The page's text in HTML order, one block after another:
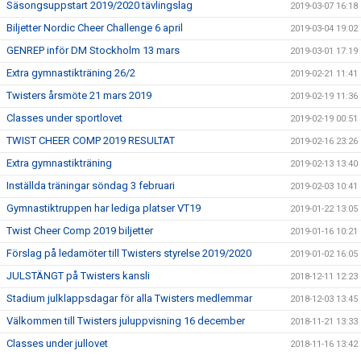
Säsongsuppstart 2019/2020 tävlingslag 2019-03-07 16:18
Biljetter Nordic Cheer Challenge 6 april 2019-03-04 19:02
GENREP inför DM Stockholm 13 mars 2019-03-01 17:19
Extra gymnastikträning 26/2 2019-02-21 11:41
Twisters årsmöte 21 mars 2019 2019-02-19 11:36
Classes under sportlovet 2019-02-19 00:51
TWIST CHEER COMP 2019 RESULTAT 2019-02-16 23:26
Extra gymnastikträning 2019-02-13 13:40
Inställda träningar söndag 3 februari 2019-02-03 10:41
Gymnastiktruppen har lediga platser VT19 2019-01-22 13:05
Twist Cheer Comp 2019 biljetter 2019-01-16 10:21
Förslag på ledamöter till Twisters styrelse 2019/2020 2019-01-02 16:05
JULSTÄNGT på Twisters kansli 2018-12-11 12:23
Stadium julklappsdagar för alla Twisters medlemmar 2018-12-03 13:45
Välkommen till Twisters juluppvisning 16 december 2018-11-21 13:33
Classes under jullovet 2018-11-16 13:42